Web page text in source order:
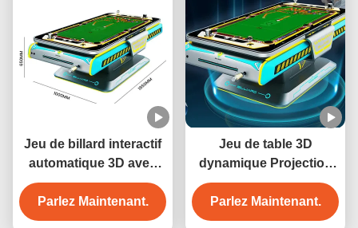
Jeu de billard interactif
automatique 3D avec
projection, 6 jeux,
construction métallique
Parlez Maintenant.
Jeu de table 3D
dynamique Projection
Interaction de billard 3D
Parlez Maintenant.